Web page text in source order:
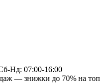
Нд: 07:00-16:00
70% на топ електроніку.